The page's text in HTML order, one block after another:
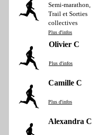
Semi-marathon,
Trail et Sorties
collectives
Plus d'infos
Olivier C
Plus d'infos
Camille C
Plus d'infos
Alexandra C